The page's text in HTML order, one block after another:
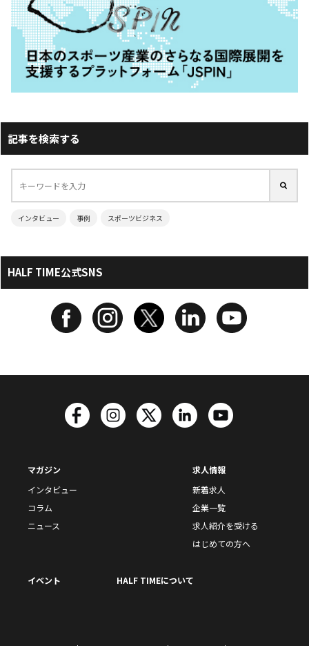
記事を検索する
インタビュー 事例 スポーツビジネス
HALF TIME公式SNS
マガジン
インタビュー
コラム
ニュース
求人情報
新着求人
企業一覧
求人紹介を受ける
はじめての方へ
イベント HALF TIMEについて